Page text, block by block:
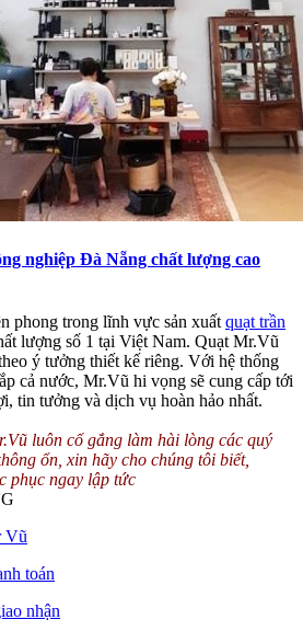
nghiệp Đà Nẵng chất lượng cao
phong trong lĩnh vực sản xuất quạt trần
lượng số 1 tại Việt Nam. Quạt Mr.Vũ
ý tưởng thiết kế riêng. Với hệ thống
cả nước, Mr.Vũ hi vọng sẽ cung cấp tới
tin tưởng và dịch vụ hoàn hảo nhất.
luôn cố gắng làm hài lòng các quý
ổn, xin hãy cho chúng tôi biết,
phục ngay lập tức
Vũ
toán
nhận